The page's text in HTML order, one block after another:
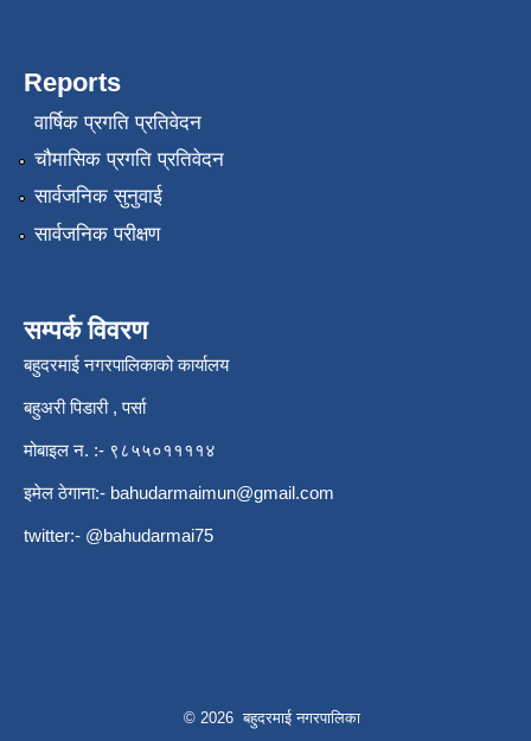
Reports
वार्षिक प्रगति प्रतिवेदन
चौमासिक प्रगति प्रतिवेदन
सार्वजनिक सुनुवाई
सार्वजनिक परीक्षण
सम्पर्क विवरण
बहुदरमाई नगरपालिकाको कार्यालय
बहुअरी पिडारी , पर्सा
मोबाइल न. :- ९८५५०११११४
इमेल ठेगाना:- bahudarmaimun@gmail.com
twitter:- @bahudarmai75
© 2026 बहुदरमाई नगरपालिका